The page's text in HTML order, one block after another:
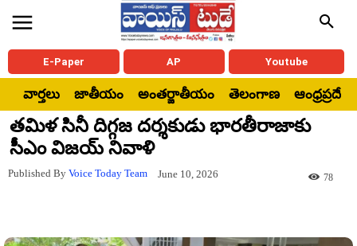
E-Paper AP Youtube
వార్తలు జాతీయం అంతర్జాతీయం తెలంగాణ ఆంధ్రప్రదేశ్
తమిళ సినీ దిగ్గజ దర్శకుడు భారతీరాజాకు
సీఎం విజయ్ నివాళి
Published By Voice Today Team June 10, 2026 78